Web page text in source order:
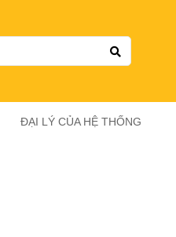
ĐẠI LÝ CỦA HỆ THỐNG